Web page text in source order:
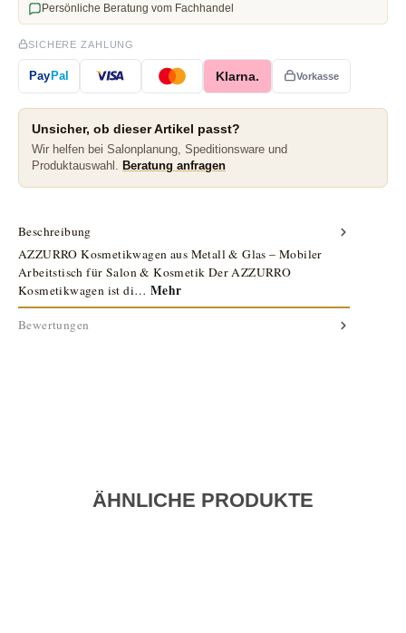
Persönliche Beratung vom Fachhandel
SICHERE ZAHLUNG
PayPal Klarna. Vorkasse
Unsicher, ob dieser Artikel passt?
Wir helfen bei Salonplanung, Speditionsware und
Produktauswahl.
Beratung anfragen
Beschreibung
AZZURRO Kosmetikwagen aus Metall & Glas – Mobiler
Arbeitstisch für Salon & Kosmetik Der AZZURRO
Kosmetikwagen ist di… Mehr
Bewertungen
ÄHNLICHE PRODUKTE